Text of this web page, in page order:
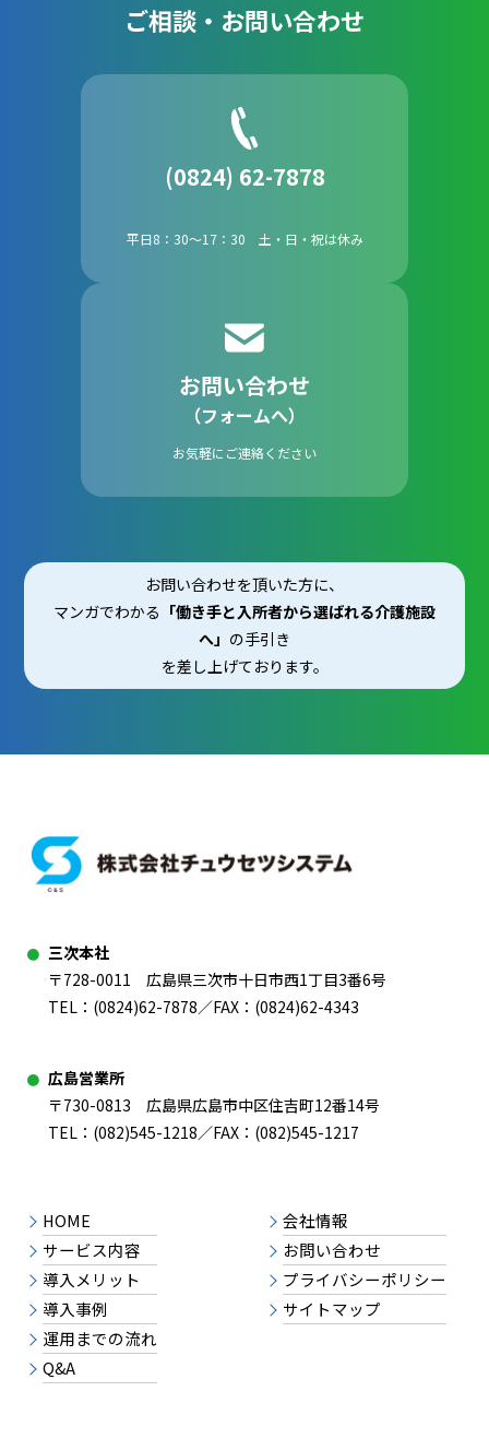
ご相談・お問い合わせ
(0824) 62-7878
平日8：30～17：30 土・日・祝は休み
お問い合わせ
（フォームへ）
お気軽にご連絡ください
お問い合わせを頂いた方に、
マンガでわかる 「働き手と入所者から選ばれる介護施設
へ」 の手引き
を差し上げております。
三次本社
〒728-0011 広島県三次市十日市西1丁目3番6号
TEL： (0824)62-7878／FAX：(0824)62-4343
広島営業所
〒730-0813 広島県広島市中区住吉町12番14号
TEL： (082)545-1218／FAX：(082)545-1217
HOME
サービス内容
導入メリット
導入事例
運用までの流れ
Q&A
会社情報
お問い合わせ
プライバシーポリシー
サイトマップ